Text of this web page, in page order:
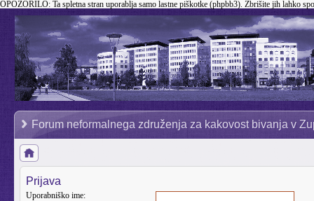
OPOZORILO: Ta spletna stran uporablja samo lastne piškotke (phpbb3). Zbrišite jih lahko
Forum neformalnega združenja za kakovost bivanja v
Prijava
Uporabniško ime: